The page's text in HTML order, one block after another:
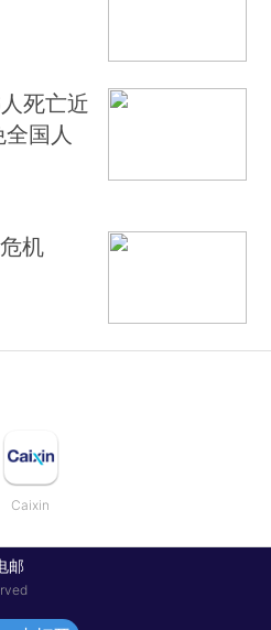
死亡近
国人
机
Caixin
邮